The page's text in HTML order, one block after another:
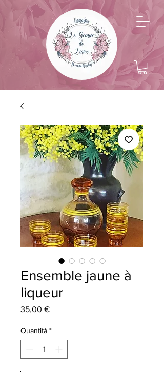
Ensemble jaune à
liqueur
35,00 €Prezzo
Quantità *